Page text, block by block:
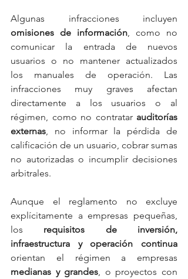
omisiones de información, como no
comunicar la entrada de nuevos
usuarios o no mantener actualizados
los manuales de operación. Las
infracciones muy graves afectan
directamente a los usuarios o al
régimen, como no contratar auditorías
externas, no informar la pérdida de
calificación de un usuario, cobrar sumas
no autorizadas o incumplir decisiones
arbitrales.
Aunque el reglamento no excluye
explícitamente a empresas pequeñas,
los requisitos de inversión,
infraestructura y operación continua
medianas y grandes, o proyectos con